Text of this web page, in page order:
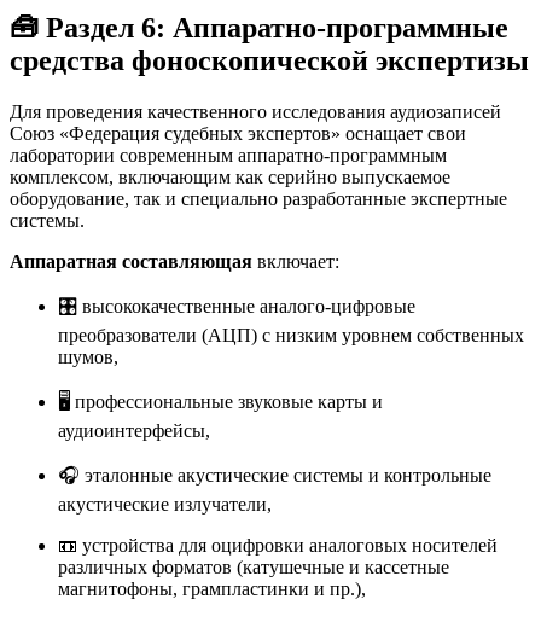
🧰 Раздел 6: Аппаратно-программные
средства фоноскопической экспертизы
Для проведения качественного исследования аудиозаписей
Союз «Федерация судебных экспертов» оснащает свои
лаборатории современным аппаратно-программным
комплексом, включающим как серийно выпускаемое
оборудование, так и специально разработанные экспертные
системы.
Аппаратная составляющая включает:
🎛️ высококачественные аналого-цифровые
преобразователи (АЦП) с низким уровнем собственных
шумов,
🖥️ профессиональные звуковые карты и
аудиоинтерфейсы,
🎧 эталонные акустические системы и контрольные
акустические излучатели,
📼 устройства для оцифровки аналоговых носителей
различных форматов (катушечные и кассетные
магнитофоны, грампластинки и пр.),